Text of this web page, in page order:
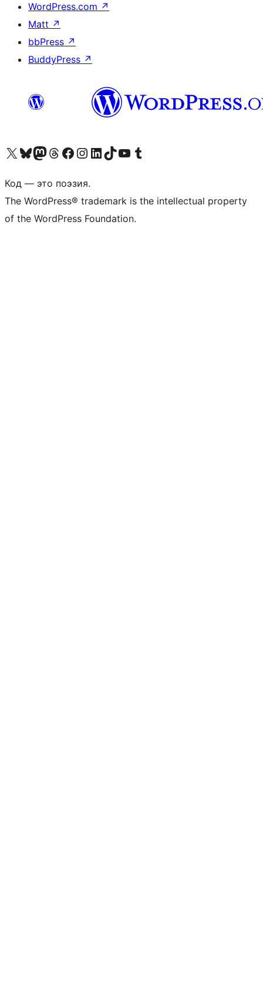
WordPress.com ↗
Matt ↗
bbPress ↗
BuddyPress ↗
Посетите нас в X (ранее Twitter)
Посетите нашу учётную запись в Bluesky
Посетите нашу ленту в Mastodon
Посетите нашу учётную запись в Threads
Посетите нашу страницу на Facebook
Посетите наш Instagram
Посетите нашу страницу в LinkedIn
Посетите нашу учётную запись в TikTok
Посетите наш канал YouTube
Посетите нашу учётную запись в Tumblr
Код — это поэзия.
The WordPress® trademark is the intellectual property
of the WordPress Foundation.